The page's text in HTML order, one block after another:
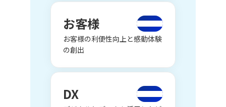
お客様
お客様の利便性向上と感動体験
の創出
DX